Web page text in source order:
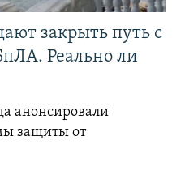
закрыть путь с
Реально ли
анонсировали
защиты от